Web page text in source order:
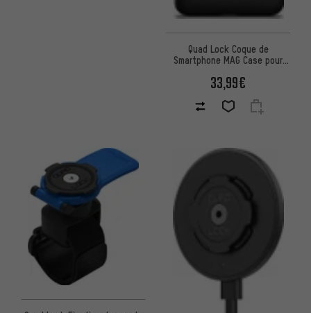
Quad Lock Coque de
Smartphone MAG Case pour
33,99€